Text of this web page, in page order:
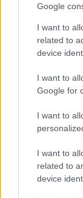
Google
I want to
related to
device
I want to
Google for
I want to
I want to
related to
device
giustizia
Ah,
che sarebbe
la sinistra.
proprio quello
#ALESSANDRO